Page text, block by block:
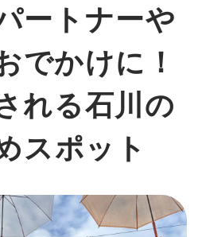
ートナーや
でかけに！
れる石川の
スポット